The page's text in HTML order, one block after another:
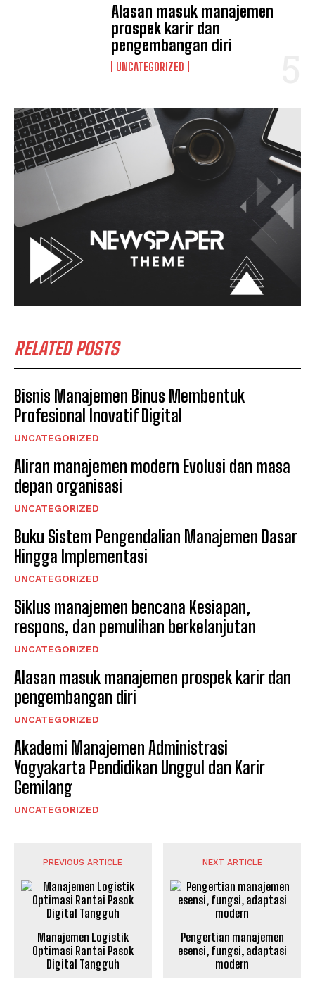
Alasan masuk manajemen
prospek karir dan
pengembangan diri
UNCATEGORIZED
RELATED POSTS
Bisnis Manajemen Binus Membentuk
Profesional Inovatif Digital
UNCATEGORIZED
Aliran manajemen modern Evolusi dan masa
depan organisasi
UNCATEGORIZED
Buku Sistem Pengendalian Manajemen Dasar
Hingga Implementasi
UNCATEGORIZED
Siklus manajemen bencana Kesiapan,
respons, dan pemulihan berkelanjutan
UNCATEGORIZED
Alasan masuk manajemen prospek karir dan
pengembangan diri
UNCATEGORIZED
Akademi Manajemen Administrasi
Yogyakarta Pendidikan Unggul dan Karir
Gemilang
UNCATEGORIZED
PREVIOUS ARTICLE
Manajemen Logistik
Optimasi Rantai Pasok
Digital Tangguh
NEXT ARTICLE
Pengertian manajemen
esensi, fungsi, adaptasi
modern